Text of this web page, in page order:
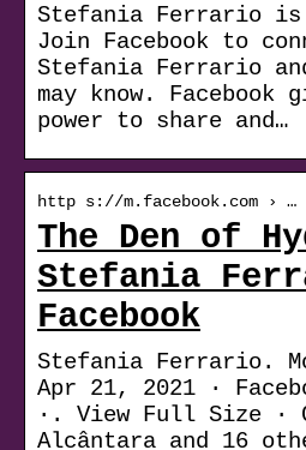
Stefania Ferrario is
Join Facebook to
Stefania Ferrario
may know. Facebook
power to share and…
http s://m.facebook.com › …
The Den of
Stefania
Facebook
Stefania Ferrario.
Apr 21, 2021 ·
·. View Full Size ·
Alcântara and 16